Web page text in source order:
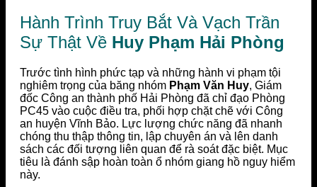
Hành Trình Truy Bắt Và Vạch Trần
Sự Thật Về Huy Phạm Hải Phòng
Trước tình hình phức tạp và những hành vi phạm tội
nghiêm trọng của băng nhóm Phạm Văn Huy, Giám
đốc Công an thành phố Hải Phòng đã chỉ đạo Phòng
PC45 vào cuộc điều tra, phối hợp chặt chẽ với Công
an huyện Vĩnh Bảo. Lực lượng chức năng đã nhanh
chóng thu thập thông tin, lập chuyên án và lên danh
sách các đối tượng liên quan để rà soát đặc biệt. Mục
tiêu là đánh sập hoàn toàn ổ nhóm giang hồ nguy hiểm
này.